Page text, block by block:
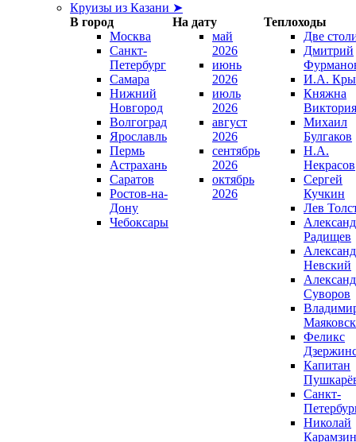
Круизы из Казани ➤
В город
На дату
Теплоходы
Москва
Санкт-
Петербург
Самара
Нижний
Новгород
Волгоград
Ярославль
Пермь
Астрахань
Саратов
Ростов-на-
Дону
Чебоксары
май
2026
июнь
2026
июль
2026
август
2026
сентябрь
2026
октябрь
2026
Две
Дмитрий
И.А.
Княжна
Виктория
Михаил
Булгаков
Н.А.
Некрасов
Сергей
Кучкин
Лев
Радищев
Невский
Суворов
Феликс
Капитан
Санкт-
Николай
Карамзин